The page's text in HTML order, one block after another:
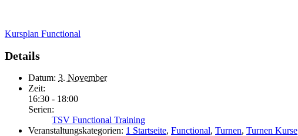
Kursplan Functional
Details
Datum: 3. November
Zeit:
16:30 - 18:00
Serien:
TSV Functional Training
Veranstaltungskategorien: 1 Startseite, Functional, Turnen, Turnen Kurse